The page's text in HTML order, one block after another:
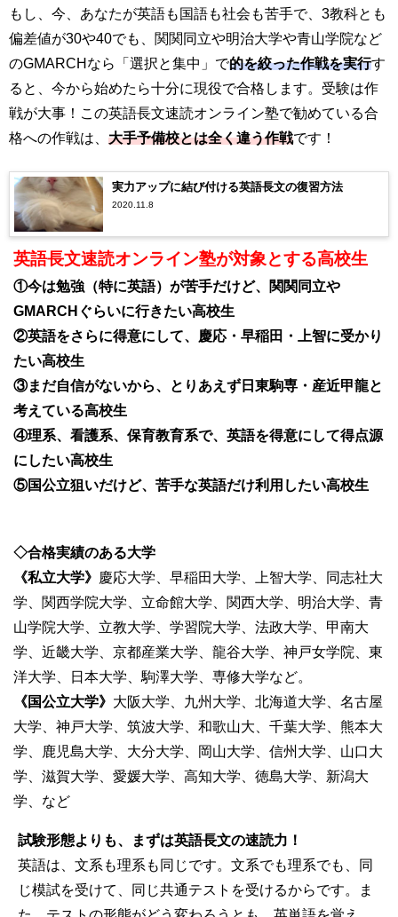
もし、今、あなたが英語も国語も社会も苦手で、3教科とも
偏差値が30や40でも、関関同立や明治大学や青山学院など
のGMARCHなら「選択と集中」で的を絞った作戦を実行す
ると、今から始めたら十分に現役で合格します。受験は作
戦が大事！この英語長文速読オンライン塾で勧めている合
格への作戦は、 大手予備校とは全く違う作戦です！
実力アップに結び付ける英語長文の復習方法
2020.11.8
英語長文速読オンライン塾が対象とする高校生
①今は勉強（特に英語）が苦手だけど、関関同立や
GMARCHぐらいに行きたい高校生
②英語をさらに得意にして、慶応・早稲田・上智に受かり
たい高校生
③まだ自信がないから、とりあえず日東駒専・産近甲龍と
考えている高校生
④理系、看護系、保育教育系で、英語を得意にして得点源
にしたい高校生
⑤国公立狙いだけど、苦手な英語だけ利用したい高校生
◇合格実績のある大学
《私立大学》
慶応大学、早稲田大学、上智大学、同志社大
学、関西学院大学、立命館大学、関西大学、明治大学、青
山学院大学、立教大学、学習院大学、法政大学、甲南大
学、近畿大学、京都産業大学、龍谷大学、神戸女学院、東
洋大学、日本大学、駒澤大学、専修大学など。
《国公立大学》 大阪大学、九州大学、北海道大学、名古屋
大学、神戸大学、筑波大学、和歌山大、千葉大学、熊本大
学、鹿児島大学、大分大学、岡山大学、信州大学、山口大
学、滋賀大学、愛媛大学、高知大学、徳島大学、新潟大
学、など
試験形態よりも、まずは英語長文の速読力！
英語は、文系も理系も同じです。文系でも理系でも、同
じ模試を受けて、同じ共通テストを受けるからです。ま